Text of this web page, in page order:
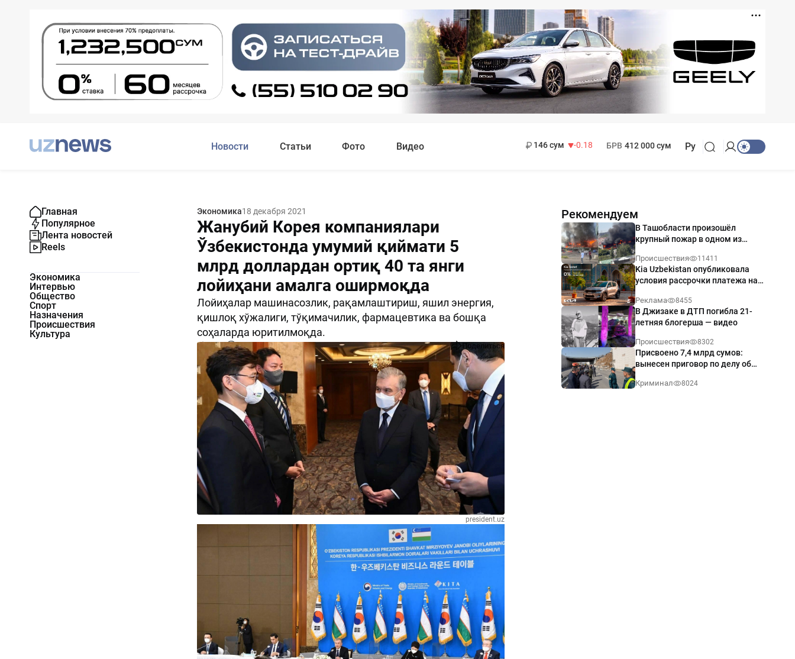
Новости Статьи Фото Видео
146 сум
-0.18
БРВ 412 000 сум Ру
Главная
Популярное
Лента новостей
Reels
Экономика
Интервью
Общество
Спорт
Назначения
Происшествия
Культура
Экономика18 декабря 2021
Жанубий Корея компаниялари
Ўзбекистонда умумий қиймати 5
млрд доллардан ортиқ 40 та янги
лойиҳани амалга оширмоқда
Лойиҳалар машинасозлик, рақамлаштириш, яшил энергия,
қишлоқ хўжалиги, тўқимачилик, фармацевтика ва бошқа
соҳаларда юритилмоқда.
1007 0 Поделиться
president.uz
Рекомендуем
В Ташобласти произошёл
крупный пожар в одном из
Происшествия 11411
Kia Uzbekistan опубликовала
условия рассрочки платежа на
годовых
Реклама 8455
В Джизаке в ДТП погибла 21-
летняя блогерша — видео
Происшествия 8302
Присвоено 7,4 млрд сумов:
вынесен приговор по делу об
Ташкенте
Криминал 8024